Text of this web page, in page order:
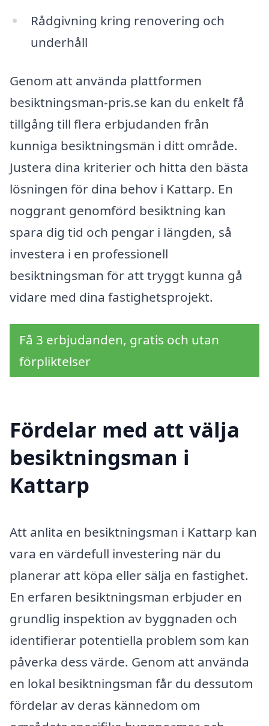
Rådgivning kring renovering och
underhåll
Genom att använda plattformen
besiktningsman-pris.se kan du enkelt få
tillgång till flera erbjudanden från
kunniga besiktningsmän i ditt område.
Justera dina kriterier och hitta den bästa
lösningen för dina behov i Kattarp. En
noggrant genomförd besiktning kan
spara dig tid och pengar i längden, så
investera i en professionell
besiktningsman för att tryggt kunna gå
vidare med dina fastighetsprojekt.
Få 3 erbjudanden, gratis och utan
förpliktelser
Fördelar med att välja
besiktningsman i
Kattarp
Att anlita en besiktningsman i Kattarp kan
vara en värdefull investering när du
planerar att köpa eller sälja en fastighet.
En erfaren besiktningsman erbjuder en
grundlig inspektion av byggnaden och
identifierar potentiella problem som kan
påverka dess värde. Genom att använda
en lokal besiktningsman får du dessutom
fördelar av deras kännedom om